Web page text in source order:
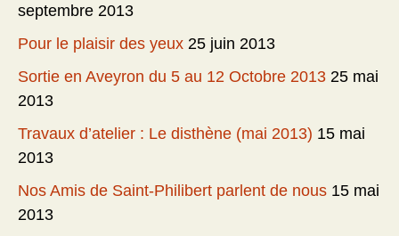
septembre 2013
Pour le plaisir des yeux 25 juin 2013
Sortie en Aveyron du 5 au 12 Octobre 2013 25 mai
2013
Travaux d’atelier : Le disthène (mai 2013) 15 mai
2013
Nos Amis de Saint-Philibert parlent de nous 15 mai
2013